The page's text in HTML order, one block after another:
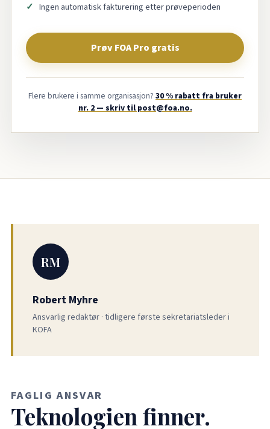
Ingen automatisk fakturering etter prøveperioden
Prøv FOA Pro gratis
Flere brukere i samme organisasjon? 30 % rabatt fra bruker
nr. 2 — skriv til post@foa.no.
RM
Robert Myhre
Ansvarlig redaktør · tidligere første sekretariatsleder i
KOFA
FAGLIG ANSVAR
Teknologien finner.